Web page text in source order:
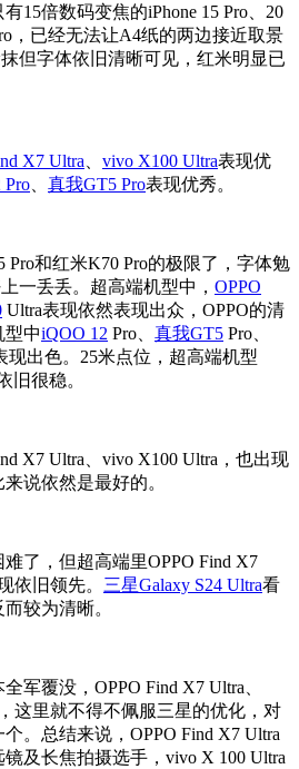
15倍数码变焦的iPhone 15 Pro、20
，已经无法让A4纸的两边接近取景
但字体依旧清晰可见，红米明显已
X7 Ultra vivo X100 Ultra表现优
Pro 真我GT5 Pro表现优秀。
Pro和红米K70 Pro的极限了，字体勉
一丢丢。超高端机型中， OPPO
Ultra表现依然表现出众，OPPO的清
型中iQOO 12 Pro、 真我GT5 Pro、
现出色。25米点位，超高端机型
旧很稳。
X7 Ultra、vivo X100 Ultra，也出现
说依然是最好的。
了，但超高端里OPPO Find X7
依旧领先。 三星Galaxy S24 Ultra看
较为清晰。
军覆没，OPPO Find X7 Ultra、
这里就不得不佩服三星的优化，对
。总结来说，OPPO Find X7 Ultra
及长焦拍摄选手，vivo X 100 Ultra